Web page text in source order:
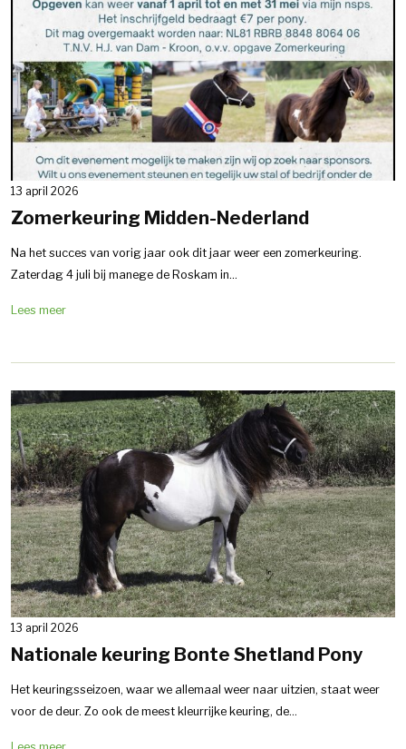
13 april 2026
Zomerkeuring Midden-Nederland
Na het succes van vorig jaar ook dit jaar weer een zomerkeuring.
Zaterdag 4 juli bij manege de Roskam in...
Lees meer
13 april 2026
Nationale keuring Bonte Shetland Pony
Het keuringsseizoen, waar we allemaal weer naar uitzien, staat weer
voor de deur. Zo ook de meest kleurrijke keuring, de...